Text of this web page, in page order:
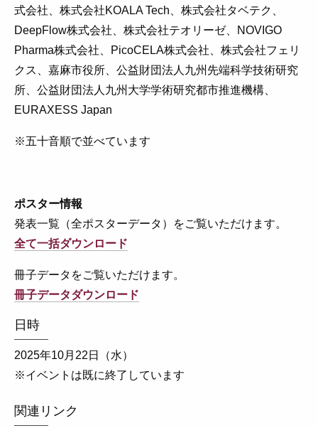
式会社、株式会社KOALA Tech、株式会社タベテク、
DeepFlow株式会社、株式会社テオリーゼ、NOVIGO
Pharma株式会社、PicoCELA株式会社、株式会社フェリ
クス、嘉麻市役所、公益財団法人九州先端科学技術研究
所、公益財団法人九州大学学術研究都市推進機構、
EURAXESS Japan
※五十音順で並べています
ポスター情報
発表一覧（全ポスターデータ）をご覧いただけます。
全て一括ダウンロード
冊子データをご覧いただけます。
冊子データダウンロード
日時
2025年10月22日（水）
※イベントは既に終了しています
関連リンク